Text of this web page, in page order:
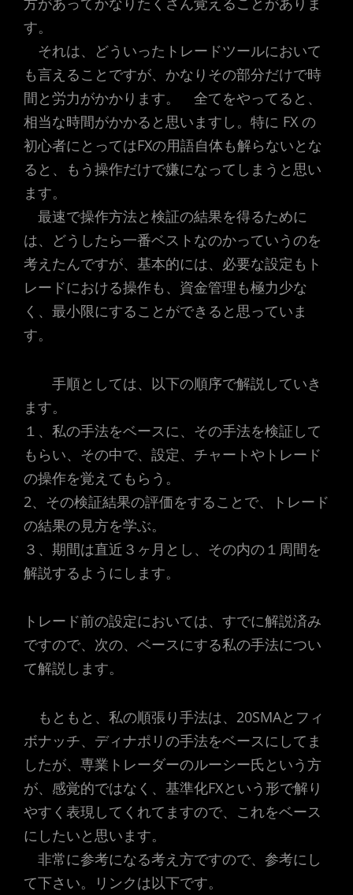
す。
それは、どういったトレードツールにおいて
も言えることですが、かなりその部分だけで時
間と労力がかかります。 全てをやってると、
相当な時間がかかると思いますし。特に FX の
初心者にとってはFXの用語自体も解らないとな
ると、もう操作だけで嫌になってしまうと思い
ます。
最速で操作方法と検証の結果を得るために
は、どうしたら一番ベストなのかっていうのを
考えたんですが、基本的には、必要な設定もト
レードにおける操作も、資金管理も極力少な
く、最小限にすることができると思っていま
す。
手順としては、以下の順序で解説していき
ます。
１、私の手法をベースに、その手法を検証して
もらい、その中で、設定、チャートやトレード
の操作を覚えてもらう。
2、その検証結果の評価をすることで、トレード
の結果の見方を学ぶ。
３、期間は直近３ヶ月とし、その内の１周間を
解説するようにします。
トレード前の設定においては、すでに解説済み
ですので、次の、ベースにする私の手法につい
て解説します。
もともと、私の順張り手法は、20SMAとフィ
ボナッチ、ディナポリの手法をベースにしてま
したが、専業トレーダーのルーシー氏という方
が、感覚的ではなく、基準化FXという形で解り
やすく表現してくれてますので、これをベース
にしたいと思います。
非常に参考になる考え方ですので、参考にし
て下さい。リンクは以下です。